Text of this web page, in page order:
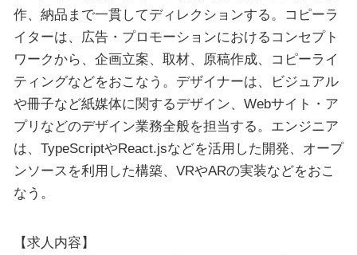
作、納品まで一貫してディレクションする。コピーラ
イターは、広告・プロモーションにおけるコンセプト
ワークから、企画立案、取材、原稿作成、コピーライ
ティングなどをおこなう。デザイナーは、ビジュアル
や冊子など紙媒体に関するデザイン、Webサイト・ア
プリなどのデザイン業務全般を担当する。エンジニア
は、TypeScriptやReact.jsなどを活用した開発、オープ
ンソースを利用した構築、VRやARの実装などをおこ
なう。
【求人内容】